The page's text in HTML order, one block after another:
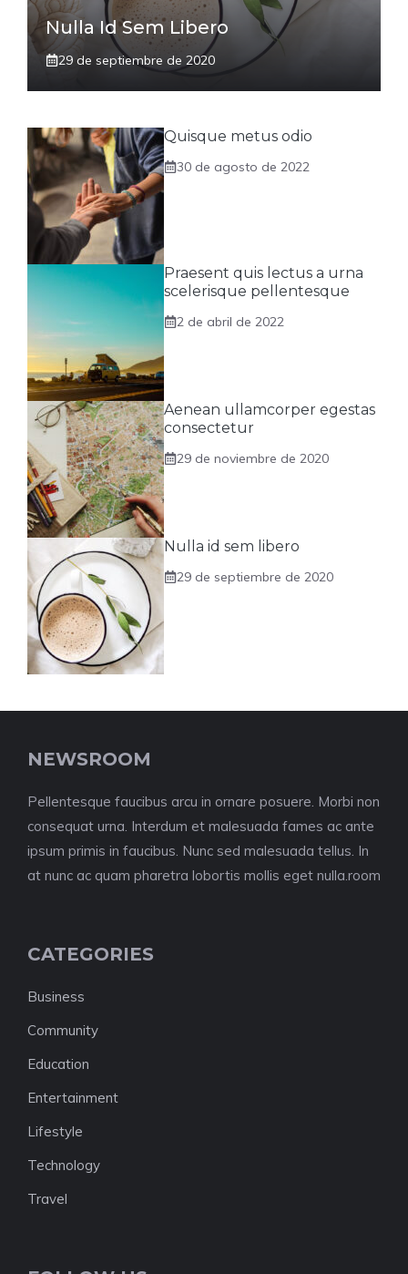
Nulla Id Sem Libero
29 de septiembre de 2020
Quisque metus odio
30 de agosto de 2022
Praesent quis lectus a urna
scelerisque pellentesque
2 de abril de 2022
Aenean ullamcorper egestas
consectetur
29 de noviembre de 2020
Nulla id sem libero
29 de septiembre de 2020
NEWSROOM
Pellentesque faucibus arcu in ornare posuere. Morbi non
consequat urna. Interdum et malesuada fames ac ante
ipsum primis in faucibus. Nunc sed malesuada tellus. In
at nunc ac quam pharetra lobortis mollis eget nulla.room
CATEGORIES
Business
Community
Education
Entertainment
Lifestyle
Technology
Travel